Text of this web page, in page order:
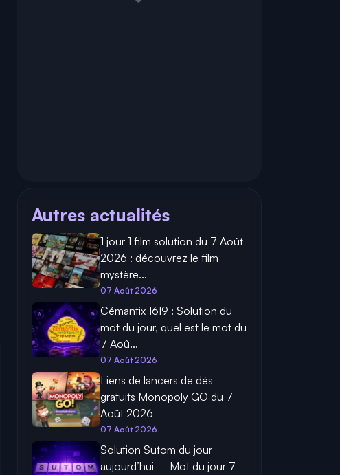
Autres actualités
1 jour 1 film solution du 7 Août
2026 : découvrez le film
mystère...
07 Août 2026
Cémantix 1619 : Solution du
mot du jour, quel est le mot du
7 Aoû...
07 Août 2026
Liens de lancers de dés
gratuits Monopoly GO du 7
Août 2026
07 Août 2026
Solution Sutom du jour
aujourd’hui – Mot du jour 7